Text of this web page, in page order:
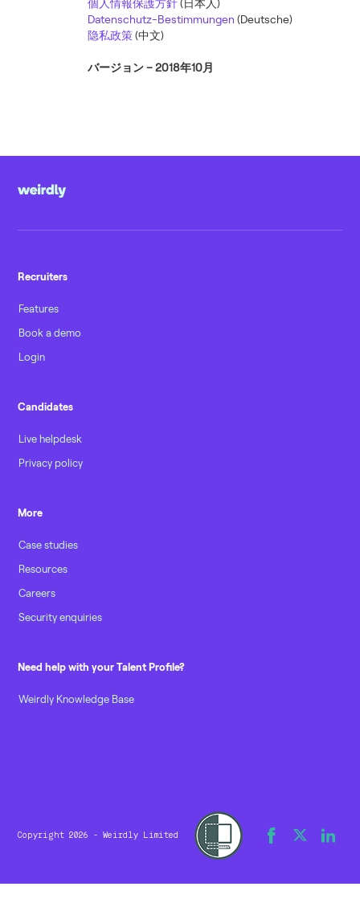
個人情報保護方針(日本人)
Datenschutz-Bestimmungen (Deutsche)
隐私政策(中文)
バージョン – 2018年10月
Recruiters
Features
Book a demo
Login
Candidates
Live helpdesk
Privacy policy
More
Case studies
Resources
Careers
Security enquiries
Need help with your Talent Profile?
Weirdly Knowledge Base
Copyright 2026 - Weirdly Limited